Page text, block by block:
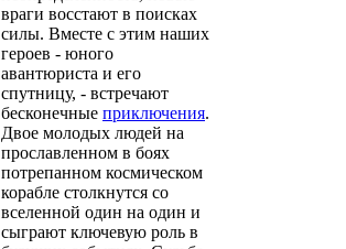
враги восстают в поисках
силы. Вместе с этим наших
героев - юного
авантюриста и его
спутницу, - встречают
бесконечные приключения.
Двое молодых людей на
прославленном в боях
потрепанном космическом
корабле столкнутся со
вселенной один на один и
сыграют ключевую роль в